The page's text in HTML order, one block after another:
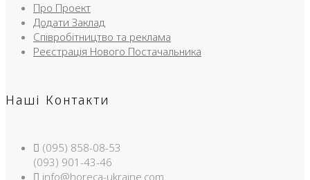
Про Проект
Додати Заклад
Співробітництво та реклама
Реєстрація Нового Постачальника
Наші Контакти
(095) 858-08-53
(093) 901-43-46
info@horeca-ukraine.com